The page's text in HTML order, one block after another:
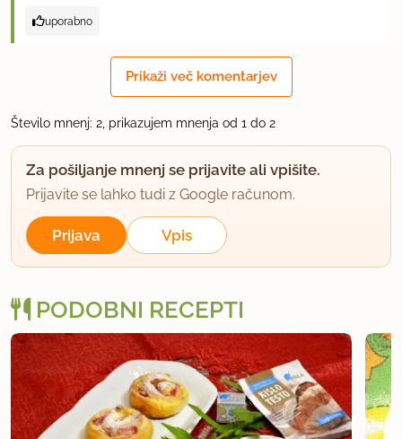
uporabno
Prikaži več komentarjev
Število mnenj: 2, prikazujem mnenja od 1 do 2
Za pošiljanje mnenj se prijavite ali vpišite.
Prijavite se lahko tudi z Google računom.
Prijava Vpis
PODOBNI RECEPTI